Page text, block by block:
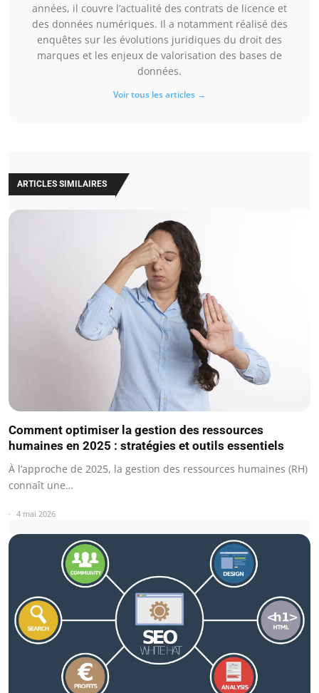
années, il couvre l’actualité des contrats de licence et
des données numériques. Il a notamment réalisé des
enquêtes sur les évolutions juridiques du droit des
marques et les enjeux de valorisation des bases de
données.
Voir tous les articles →
ARTICLES SIMILAIRES
Comment optimiser la gestion des ressources
humaines en 2025 : stratégies et outils essentiels
À l’approche de 2025, la gestion des ressources humaines (RH)
connaît une…
4 mai 2026